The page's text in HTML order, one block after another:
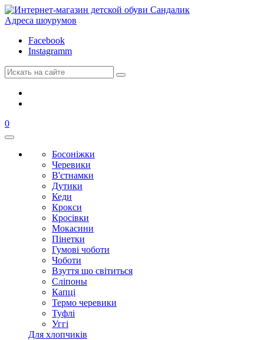
Адреса шоурумов
Facebook
Instagramm
0
Босоніжки
Черевики
В'єтнамки
Дутики
Кеди
Крокси
Кросівки
Мокасини
Пінетки
Гумові чоботи
Чоботи
Взуття що світиться
Сліпоны
Капці
Термо черевики
Туфлі
Уггі
Для хлопчиків